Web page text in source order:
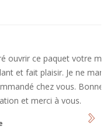
message est
manquerai pas